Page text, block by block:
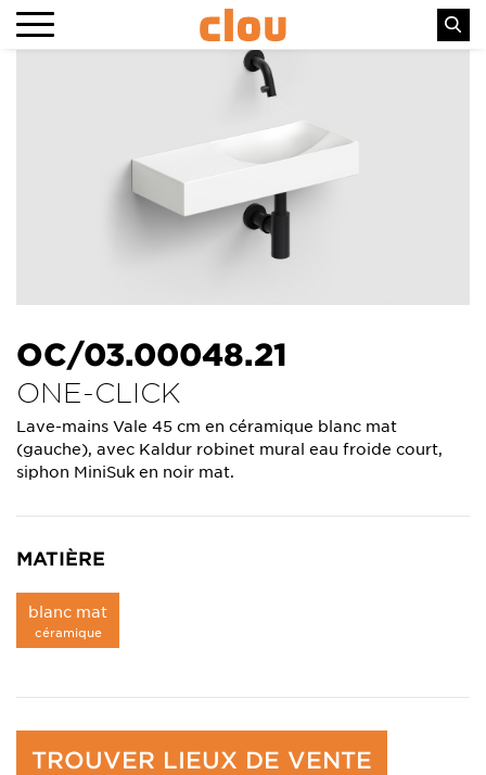
OC/03.00048.21
ONE-CLICK
Lave-mains Vale 45 cm en céramique blanc mat
(gauche), avec Kaldur robinet mural eau froide court,
siphon MiniSuk en noir mat.
MATIÈRE
blanc mat
céramique
TROUVER LIEUX DE VENTE